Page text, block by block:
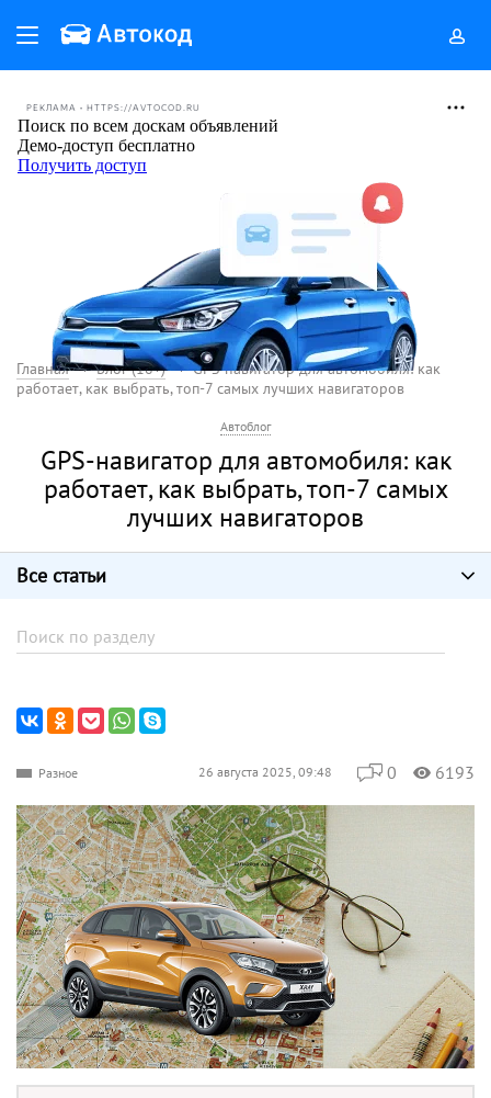
РЕКЛАМА • HTTPS://AVTOCOD.RU
Главная Блог (18+)
GPS-навигатор для автомобиля: как
работает, как выбрать, топ-7 самых лучших навигаторов
Автоблог
GPS-навигатор для автомобиля: как
работает, как выбрать, топ-7 самых
лучших навигаторов
Все статьи
Разное 26 августа 2025, 09:48 0 6193